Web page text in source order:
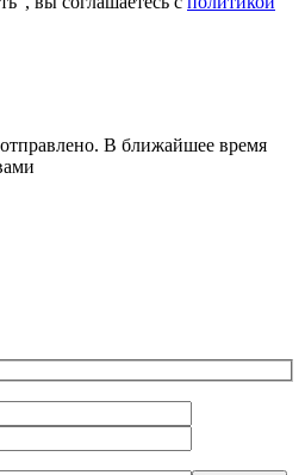
В ближайшее время